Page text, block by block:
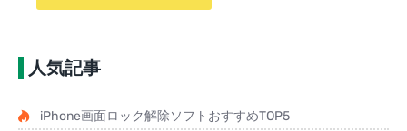
人気記事
iPhone画面ロック解除ソフトおすすめTOP5